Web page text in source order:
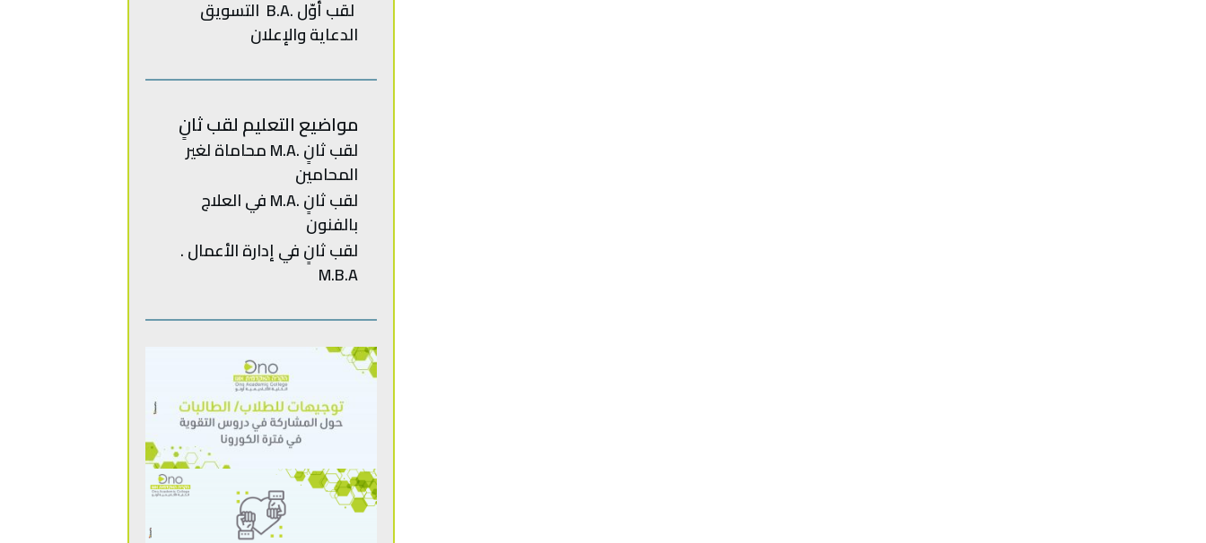
‬الدعاية‭ ‬والإعلان
مواضيع التعليم لقب ثانٍ
‬المحامين
لقب ثانٍ .M.A في العلاج
بالفنون
M.B.A